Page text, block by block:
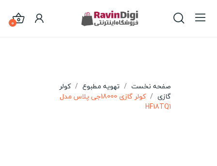
0
صفحه نخست تهویه مطبوع
کولر
گازی
کولر گازی 18000جی پلاس مدل
HF18TQ1